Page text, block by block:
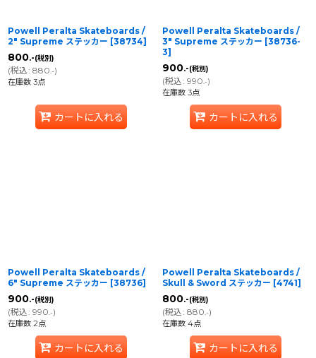
Powell Peralta Skateboards /
2" Supreme ステッカー [38734]
800.-(税別)
(税込: 880 .-)
在庫数 3点
カートに入れる
Powell Peralta Skateboards /
3" Supreme ステッカー [38736-
3]
900.-(税別)
(税込: 990 .-)
在庫数 3点
カートに入れる
Powell Peralta Skateboards /
6" Supreme ステッカー [38736]
900.-(税別)
(税込: 990 .-)
在庫数 2点
カートに入れる
Powell Peralta Skateboards /
Skull & Sword ステッカー [4741]
800.-(税別)
(税込: 880 .-)
在庫数 4点
カートに入れる